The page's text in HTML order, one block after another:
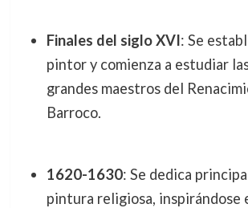
Finales del siglo XVI: Se
pintor y comienza a estudiar
grandes maestros del
Barroco.
1620-1630: Se dedica
pintura religiosa, inspirándose